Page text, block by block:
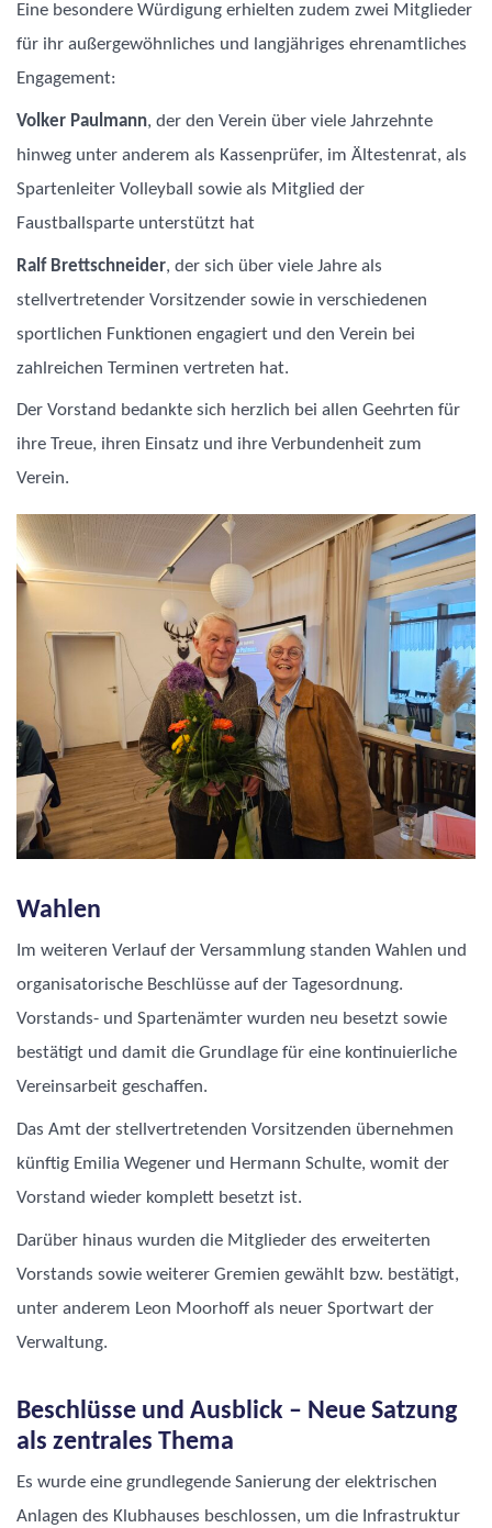
Eine besondere Würdigung erhielten zudem zwei Mitglieder
für ihr außergewöhnliches und langjähriges ehrenamtliches
Engagement:
Volker Paulmann, der den Verein über viele Jahrzehnte
hinweg unter anderem als Kassenprüfer, im Ältestenrat, als
Spartenleiter Volleyball sowie als Mitglied der
Faustballsparte unterstützt hat
Ralf Brettschneider, der sich über viele Jahre als
stellvertretender Vorsitzender sowie in verschiedenen
sportlichen Funktionen engagiert und den Verein bei
zahlreichen Terminen vertreten hat.
Der Vorstand bedankte sich herzlich bei allen Geehrten für
ihre Treue, ihren Einsatz und ihre Verbundenheit zum
Verein.
Wahlen
Im weiteren Verlauf der Versammlung standen Wahlen und
organisatorische Beschlüsse auf der Tagesordnung.
Vorstands- und Spartenämter wurden neu besetzt sowie
bestätigt und damit die Grundlage für eine kontinuierliche
Vereinsarbeit geschaffen.
Das Amt der stellvertretenden Vorsitzenden übernehmen
künftig Emilia Wegener und Hermann Schulte, womit der
Vorstand wieder komplett besetzt ist.
Darüber hinaus wurden die Mitglieder des erweiterten
Vorstands sowie weiterer Gremien gewählt bzw. bestätigt,
unter anderem Leon Moorhoff als neuer Sportwart der
Verwaltung.
Beschlüsse und Ausblick – Neue Satzung
als zentrales Thema
Es wurde eine grundlegende Sanierung der elektrischen
Anlagen des Klubhauses beschlossen, um die Infrastruktur